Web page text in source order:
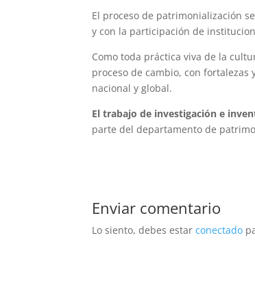
El proceso de patrimonialización
y con la participación de
Como toda práctica viva de la
proceso de cambio, con
nacional y global.
El trabajo de investigación e
parte del departamento de
Enviar comentario
Lo siento, debes estarconectado